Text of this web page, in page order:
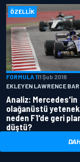
ÖZELLIK
FORMULA 111 Şub 2018
EKLEYEN LAWRENCE
Analiz: Mercedes'in
olağanüstü
neden F1'de geri
düştü?